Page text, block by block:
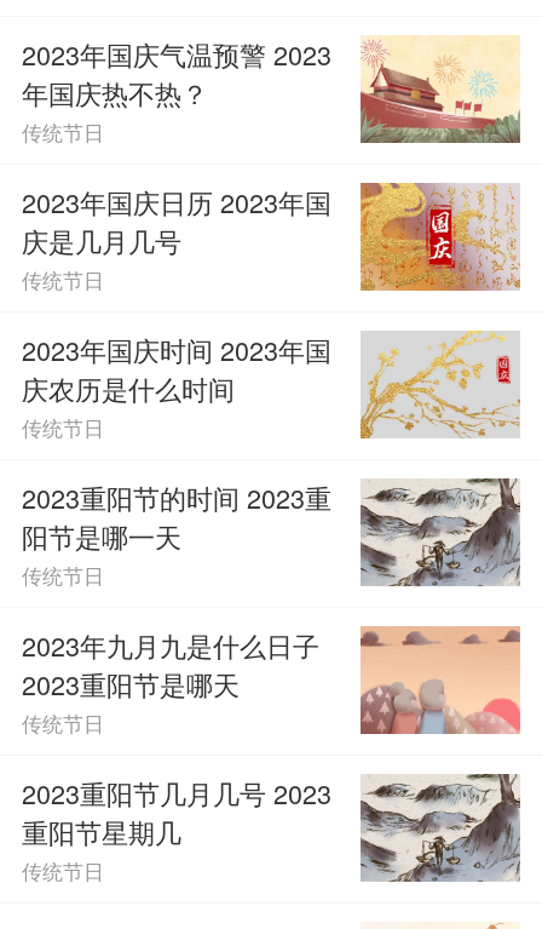
2023年国庆气温预警 2023
年国庆热不热？
传统节日
2023年国庆日历 2023年国
庆是几月几号
传统节日
2023年国庆时间 2023年国
庆农历是什么时间
传统节日
2023重阳节的时间 2023重
阳节是哪一天
传统节日
2023年九月九是什么日子
2023重阳节是哪天
传统节日
2023重阳节几月几号 2023
重阳节星期几
传统节日